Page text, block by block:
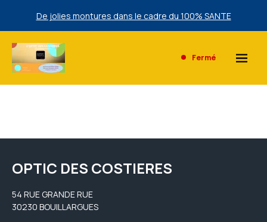
De jolies montures dans le cadre du 100% SANTE
Une sélection de lunettes de Soleil Ray Ban à prix bas
exclusivement en magasin.
Fermé
OPTIC DES COSTIERES
54 RUE GRANDE RUE
30230 BOUILLARGUES